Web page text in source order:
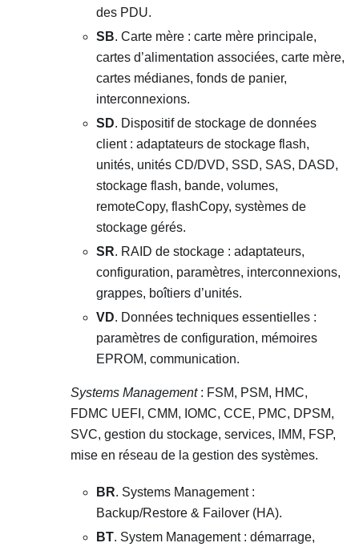
des PDU.
SB. Carte mère : carte mère principale,
cartes d’alimentation associées, carte mère,
cartes médianes, fonds de panier,
interconnexions.
SD. Dispositif de stockage de données
client : adaptateurs de stockage flash,
unités, unités CD/DVD, SSD, SAS, DASD,
stockage flash, bande, volumes,
remoteCopy, flashCopy, systèmes de
stockage gérés.
SR. RAID de stockage : adaptateurs,
configuration, paramètres, interconnexions,
grappes, boîtiers d’unités.
VD. Données techniques essentielles :
paramètres de configuration, mémoires
EPROM, communication.
Systems Management: FSM, PSM, HMC,
FDMC UEFI, CMM, IOMC, CCE, PMC, DPSM,
SVC, gestion du stockage, services, IMM, FSP,
mise en réseau de la gestion des systèmes.
BR. Systems Management :
Backup/Restore & Failover (HA).
BT. System Management : démarrage,